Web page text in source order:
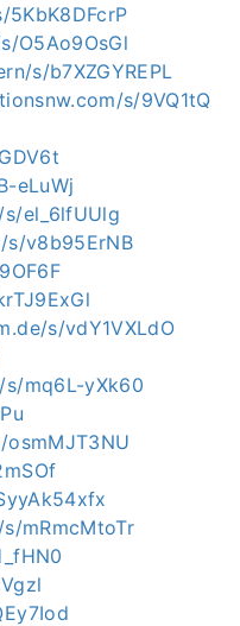
O5Ao9OsGl
s/b7XZGYREPL
s/9VQ1tQ
eLuWj
el_6lfUUlg
s/v8b95ErNB
s/vdY1VXLdO
mq6L-yXk60
mRmcMtoTr